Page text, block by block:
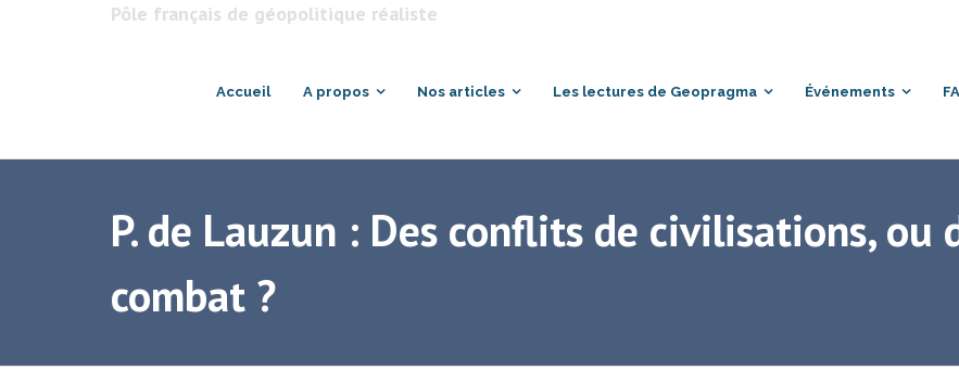
Pôle français de géopolitique réaliste
Accueil A propos Nos articles Les lectures de Geopragma Événements
P. de Lauzun : Des conflits de civilisations, ou
combat ?